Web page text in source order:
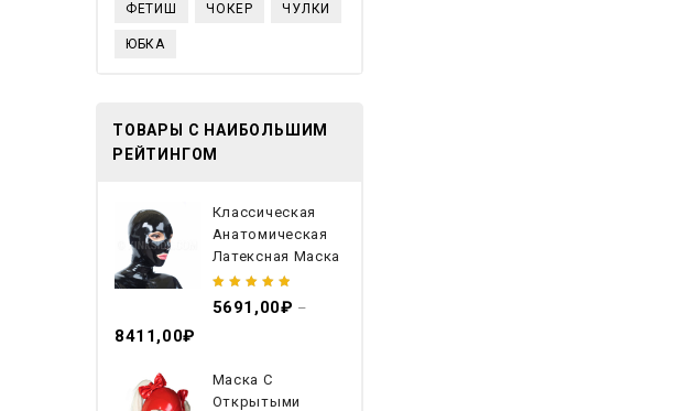
ФЕТИШ ЧОКЕР ЧУЛКИ
ЮБКА
ТОВАРЫ С НАИБОЛЬШИМ
РЕЙТИНГОМ
Классическая
Анатомическая
Латексная Маска
5691,00₽ –
8411,00₽
Маска С
Открытыми